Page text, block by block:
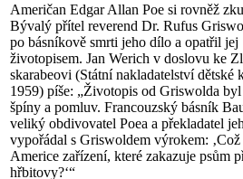
Američan Edgar Allan Poe si rovněž
Bývalý přítel reverend Dr. Rufus
po básníkově smrti jeho dílo a opatřil jej
životopisem. Jan Werich v doslovu ke
skarabeovi (Státní nakladatelství dětské
1959) píše: „Životopis od Griswolda
špíny a pomluv. Francouzský básník
veliký obdivovatel Poea a překladatel
vypořádal s Griswoldem výrokem:
Americe zařízení, které zakazuje psům
hřbitovy?‘“